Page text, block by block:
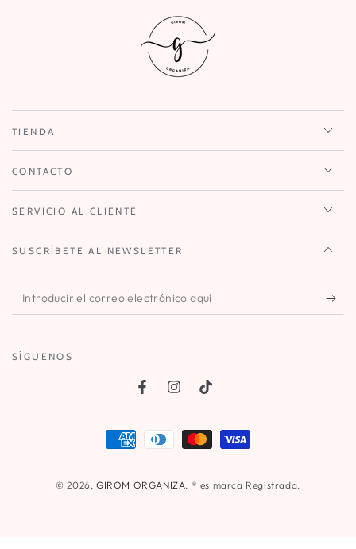
TIENDA
CONTACTO
SERVICIO AL CLIENTE
SUSCRÍBETE AL NEWSLETTER
Introducir
el
SÍGUENOS
FacebookInstagram
TikTok
© 2026, GIROM ORGANIZA. ® es marca Registrada.